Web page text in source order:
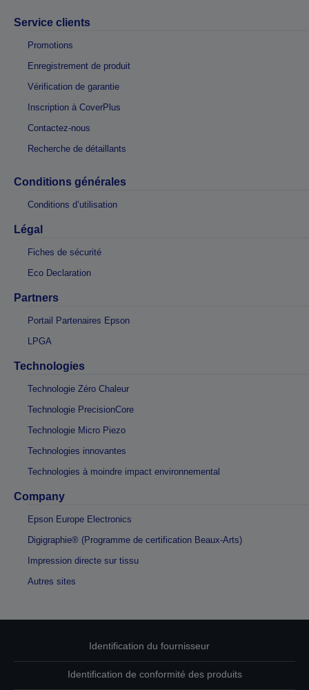
Service clients
Promotions
Enregistrement de produit
Vérification de garantie
Inscription à CoverPlus
Contactez-nous
Recherche de détaillants
Conditions générales
Conditions d’utilisation
Légal
Fiches de sécurité
Eco Declaration
Partners
Portail Partenaires Epson
LPGA
Technologies
Technologie Zéro Chaleur
Technologie PrecisionCore
Technologie Micro Piezo
Technologies innovantes
Technologies à moindre impact environnemental
Company
Epson Europe Electronics
Digigraphie® (Programme de certification Beaux-Arts)
Impression directe sur tissu
Autres sites
Identification du fournisseur
Identification de conformité des produits